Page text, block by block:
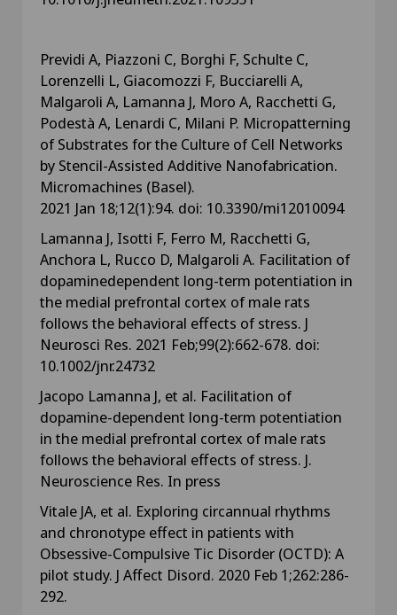
Previdi A, Piazzoni C, Borghi F, Schulte C,
Lorenzelli L, Giacomozzi F, Bucciarelli A,
Malgaroli A, Lamanna J, Moro A, Racchetti G,
Podestà A, Lenardi C, Milani P. Micropatterning
of Substrates for the Culture of Cell Networks
by Stencil-Assisted Additive Nanofabrication.
Micromachines (Basel).
2021 Jan 18;12(1):94. doi: 10.3390/mi12010094
Lamanna J, Isotti F, Ferro M, Racchetti G,
Anchora L, Rucco D, Malgaroli A. Facilitation of
dopaminedependent long-term potentiation in
the medial prefrontal cortex of male rats
follows the behavioral effects of stress. J
Neurosci Res. 2021 Feb;99(2):662-678. doi:
10.1002/jnr.24732
Jacopo Lamanna J, et al. Facilitation of
dopamine-dependent long-term potentiation
in the medial prefrontal cortex of male rats
follows the behavioral effects of stress. J.
Neuroscience Res. In press
Vitale JA, et al. Exploring circannual rhythms
and chronotype effect in patients with
Obsessive-Compulsive Tic Disorder (OCTD): A
pilot study. J Affect Disord. 2020 Feb 1;262:286-
292.